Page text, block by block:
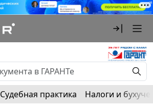
Судебная практика Налоги и